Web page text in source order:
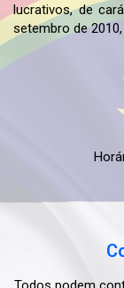
lucrativos, de
setembro de